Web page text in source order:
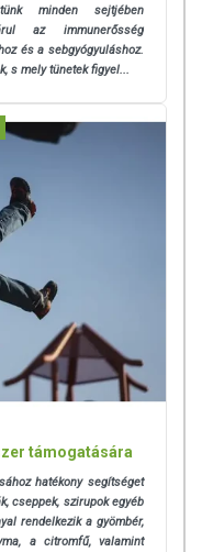
minden sejtjében
az immunerősség
és a sebgyógyuláshoz.
s mely tünetek figyel...
támogatására
hatékony segítséget
cseppek, szirupok egyéb
rendelkezik a gyömbér,
a citromfű, valamint